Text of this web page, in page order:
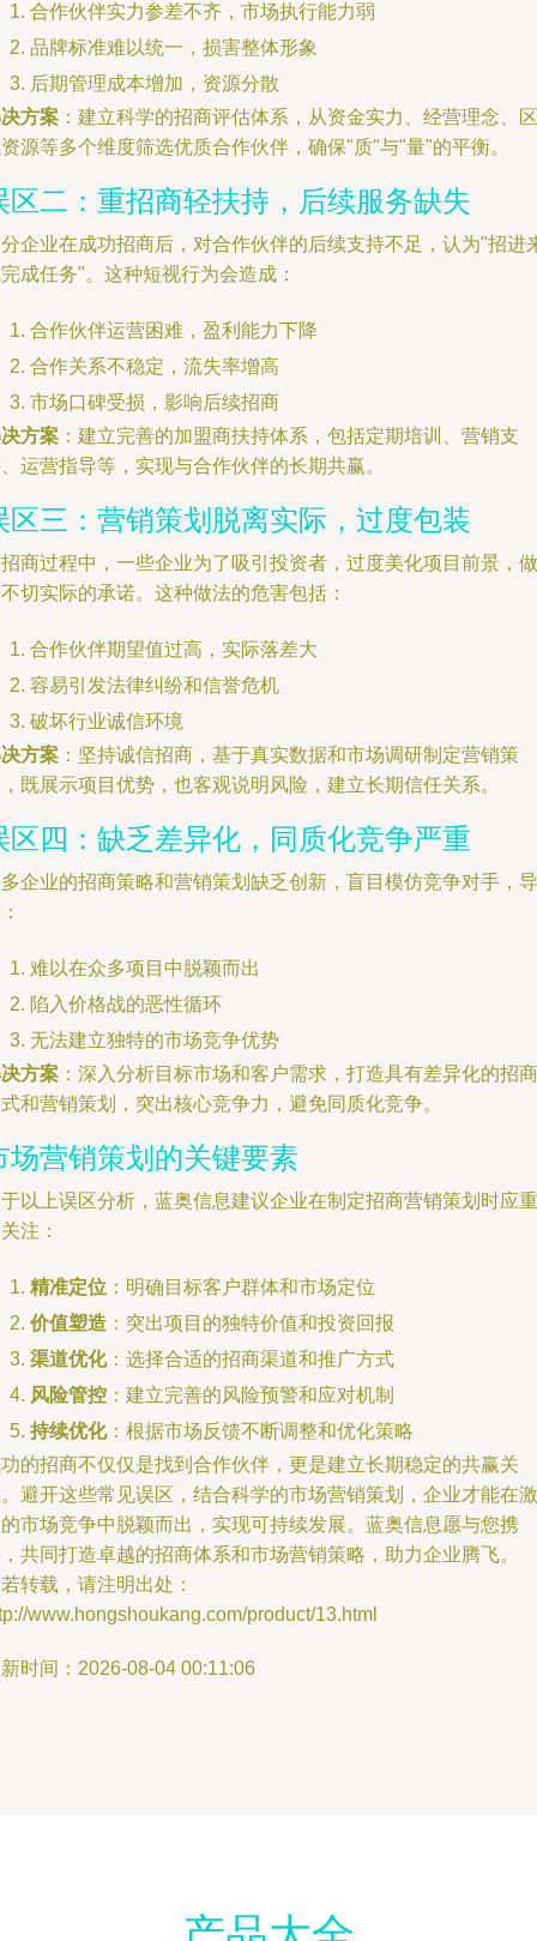
合作伙伴实力参差不齐，市场执行能力弱
品牌标准难以统一，损害整体形象
后期管理成本增加，资源分散
方案 ：建立科学的招商评估体系，从资金实力、经营理念、区
源等多个维度筛选优质合作伙伴，确保"质"与"量"的平衡。
区二：重招商轻扶持，后续服务缺失
企业在成功招商后，对合作伙伴的后续支持不足，认为"招进
成任务"。这种短视行为会造成：
合作伙伴运营困难，盈利能力下降
合作关系不稳定，流失率增高
市场口碑受损，影响后续招商
方案 ：建立完善的加盟商扶持体系，包括定期培训、营销支
运营指导等，实现与合作伙伴的长期共赢。
区三：营销策划脱离实际，过度包装
商过程中，一些企业为了吸引投资者，过度美化项目前景，做
切实际的承诺。这种做法的危害包括：
合作伙伴期望值过高，实际落差大
容易引发法律纠纷和信誉危机
破坏行业诚信环境
方案 ：坚持诚信招商，基于真实数据和市场调研制定营销策
既展示项目优势，也客观说明风险，建立长期信任关系。
区四：缺乏差异化，同质化竞争严重
企业的招商策略和营销策划缺乏创新，盲目模仿竞争对手，导
难以在众多项目中脱颖而出
陷入价格战的恶性循环
无法建立独特的市场竞争优势
方案 ：深入分析目标市场和客户需求，打造具有差异化的招商
和营销策划，突出核心竞争力，避免同质化竞争。
场营销策划的关键要素
以上误区分析，蓝奥信息建议企业在制定招商营销策划时应重
注：
精准定位 ：明确目标客户群体和市场定位
价值塑造 ：突出项目的独特价值和投资回报
渠道优化：选择合适的招商渠道和推广方式
风险管控 ：建立完善的风险预警和应对机制
持续优化：根据市场反馈不断调整和优化策略
的招商不仅仅是找到合作伙伴，更是建立长期稳定的共赢关
避开这些常见误区，结合科学的市场营销策划，企业才能在激
市场竞争中脱颖而出，实现可持续发展。蓝奥信息愿与您携
共同打造卓越的招商体系和市场营销策略，助力企业腾飞。
转载，请注明出处：
www.hongshoukang.com/product/13.html
时间：2026-08-04 00:11:06